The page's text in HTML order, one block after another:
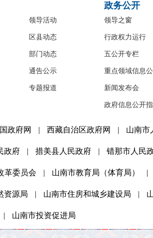
领导活动
区县动态
部门动态
通告公示
专题报道
政务公开
领导之窗
行政权力运行
五公开专栏
重点领域信息
新闻发布会
政府信息公开
政府网 | 西藏自治区政府网 | 山南市
政府 | 措美县人民政府 | 错那市人民
革委员会 | 山南市教育局（体育局） |
资源局 | 山南市住房和城乡建设局 |
| 山南市投资促进局